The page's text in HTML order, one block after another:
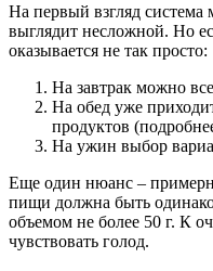
На первый взгляд
выглядит несложной. Но
оказывается не так просто:
На завтрак можно
На обед уже
продуктов
На ужин выбор
Еще один нюанс –
пищи должна быть
объемом не более 50 г. К
чувствовать голод.